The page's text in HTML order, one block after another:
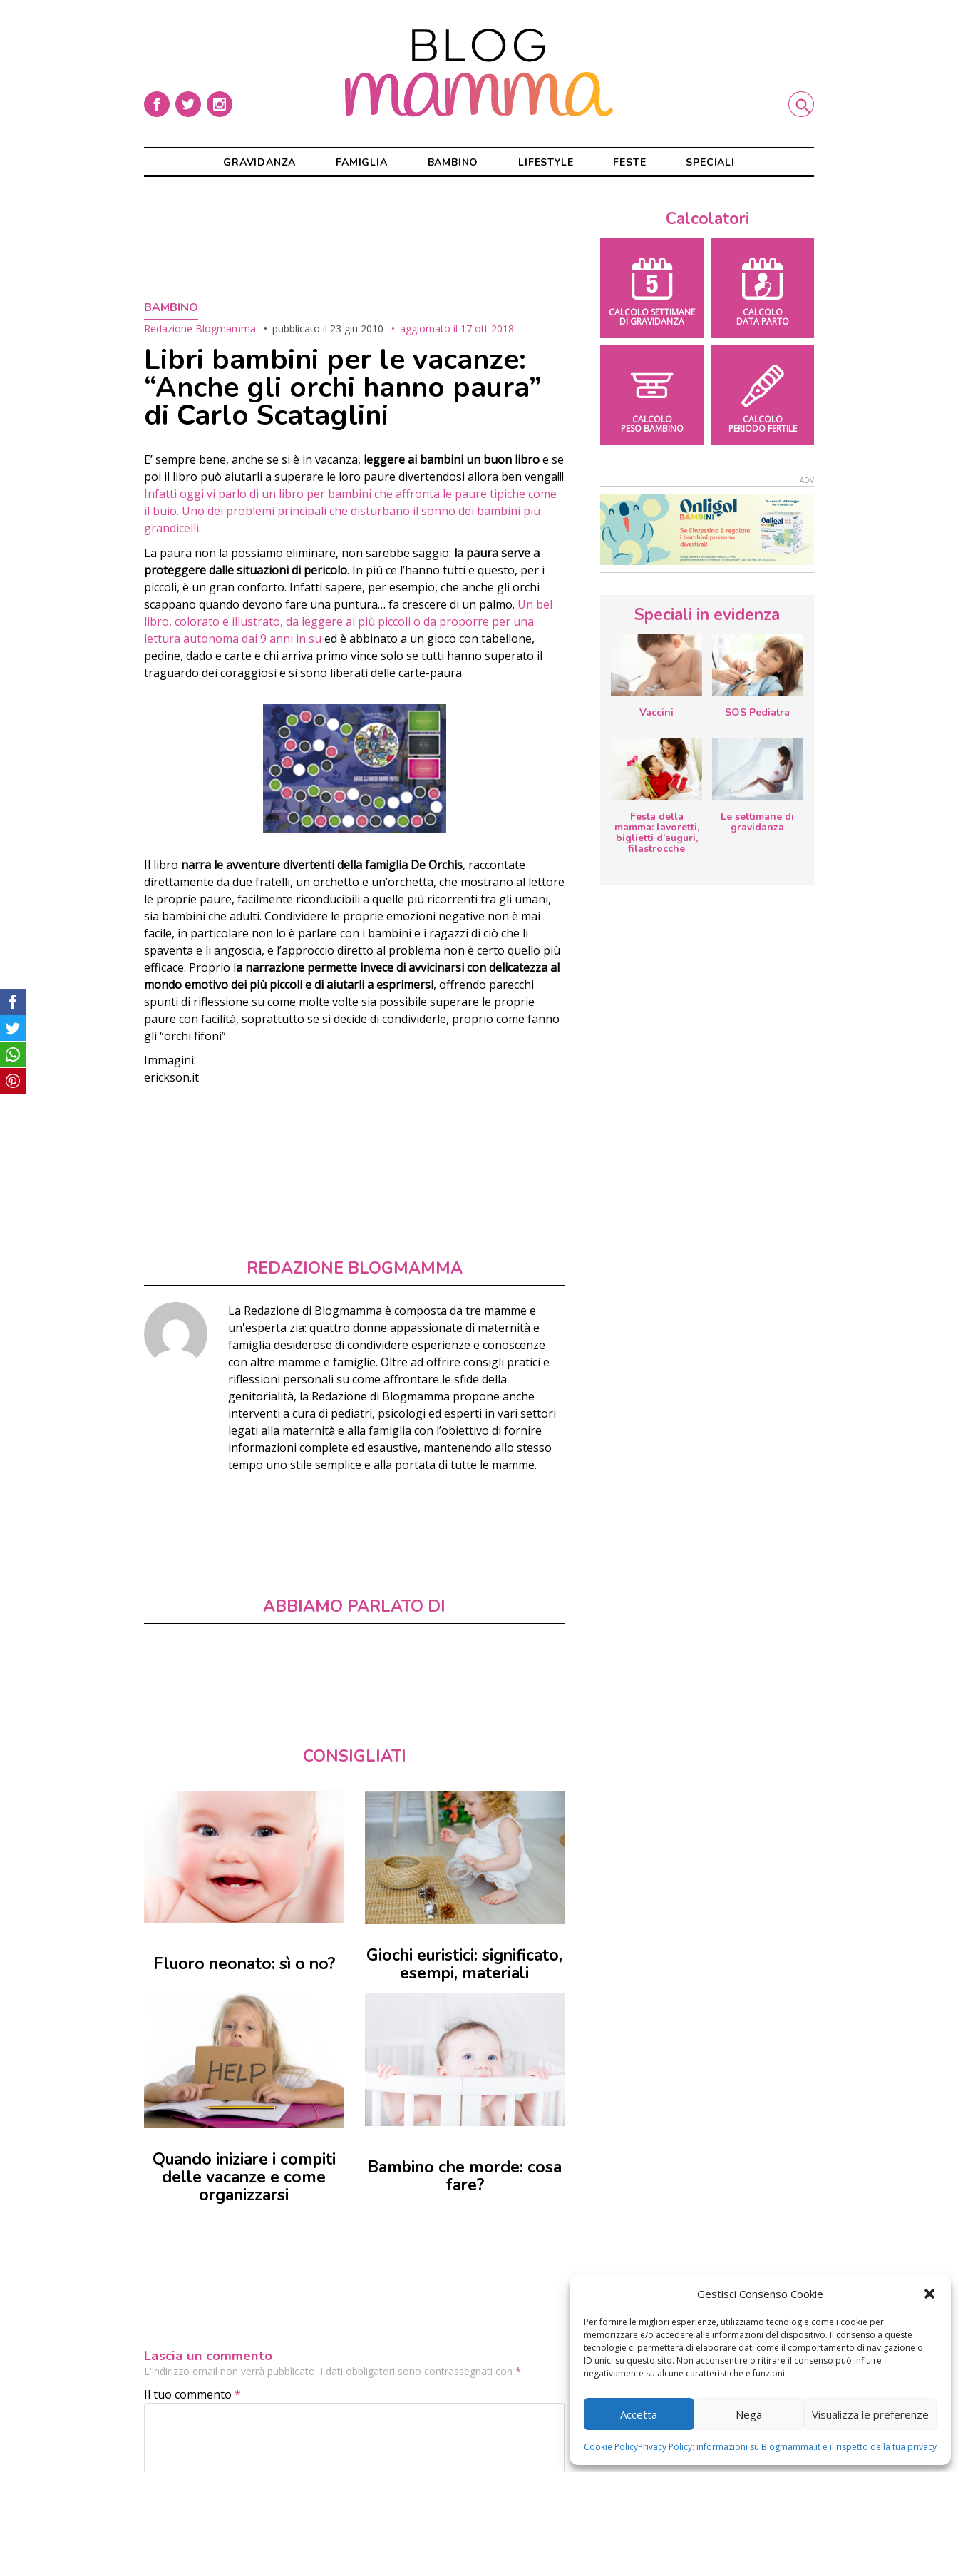
Gestisci Consenso Cookie
Per fornire le migliori esperienze, utilizziamo tecnologie come i cookie per
memorizzare e/o accedere alle informazioni del dispositivo. Il consenso a queste
tecnologie ci permetterà di elaborare dati come il comportamento di navigazione o
ID unici su questo sito. Non acconsentire o ritirare il consenso può influire
negativamente su alcune caratteristiche e funzioni.
Accetta Nega Visualizza le preferenze
Cookie PolicyPrivacy Policy: informazioni su Blogmamma.it e il rispetto della tua privacy
GRAVIDANZA FAMIGLIA BAMBINO LIFESTYLE FESTE SPECIALI
BAMBINO
Redazione Blogmamma pubblicato il 23 giu 2010 aggiornato il 17 ott 2018
Libri bambini per le vacanze:
“Anche gli orchi hanno paura”
di Carlo Scataglini
E’ sempre bene, anche se si è in vacanza, leggere ai bambini un buon libroe se
poi il libro può aiutarli a superare le loro paure divertendosi allora ben venga!!!
Infatti oggi vi parlo di un libro per bambini che affronta le paure tipiche come
il buio. Uno dei problemi principali che disturbano il sonno dei bambini più
grandicelli.
La paura non la possiamo eliminare, non sarebbe saggio: la paura serve a
proteggere dalle situazioni di pericolo. In più ce l’hanno tutti e questo, per i
piccoli, è un gran conforto. Infatti sapere, per esempio, che anche gli orchi
scappano quando devono fare una puntura… fa crescere di un palmo. Un bel
libro, colorato e illustrato, da leggere ai più piccoli o da proporre per una
lettura autonoma dai 9 anni in su ed è abbinato a un gioco con tabellone,
pedine, dado e carte e chi arriva primo vince solo se tutti hanno superato il
traguardo dei coraggiosi e si sono liberati delle carte-paura.
Il libro narra le avventure divertenti della famiglia De Orchis, raccontate
direttamente da due fratelli, un orchetto e un’orchetta, che mostrano al lettore
le proprie paure, facilmente riconducibili a quelle più ricorrenti tra gli umani,
sia bambini che adulti. Condividere le proprie emozioni negative non è mai
facile, in particolare non lo è parlare con i bambini e i ragazzi di ciò che li
spaventa e li angoscia, e l’approccio diretto al problema non è certo quello più
efficace. Proprio la narrazione permette invece di avvicinarsi con delicatezza al
mondo emotivo dei più piccoli e di aiutarli a esprimersi, offrendo parecchi
spunti di riflessione su come molte volte sia possibile superare le proprie
paure con facilità, soprattutto se si decide di condividerle, proprio come fanno
gli “orchi fifoni”
Immagini:
erickson.it
REDAZIONE BLOGMAMMA
La Redazione di Blogmamma è composta da tre mamme e
un'esperta zia: quattro donne appassionate di maternità e
famiglia desiderose di condividere esperienze e conoscenze
con altre mamme e famiglie. Oltre ad offrire consigli pratici e
riflessioni personali su come affrontare le sfide della
genitorialità, la Redazione di Blogmamma propone anche
interventi a cura di pediatri, psicologi ed esperti in vari settori
legati alla maternità e alla famiglia con l’obiettivo di fornire
informazioni complete ed esaustive, mantenendo allo stesso
tempo uno stile semplice e alla portata di tutte le mamme.
ABBIAMO PARLATO DI
CONSIGLIATI
Fluoro neonato: sì o no?
Giochi euristici: significato,
esempi, materiali
Quando iniziare i compiti
delle vacanze e come
organizzarsi
Bambino che morde: cosa
fare?
Lascia un commento
L'indirizzo email non verrà pubblicato. I dati obbligatori sono contrassegnati con *
Il tuo commento *
Calcolatori
CALCOLO SETTIMANE
DI GRAVIDANZA
CALCOLO
DATA PARTO
CALCOLO
PESO BAMBINO
CALCOLO
PERIODO FERTILE
Speciali in evidenza
Vaccini SOS Pediatra
Festa della
mamma: lavoretti,
biglietti d’auguri,
filastrocche
Le settimane di
gravidanza